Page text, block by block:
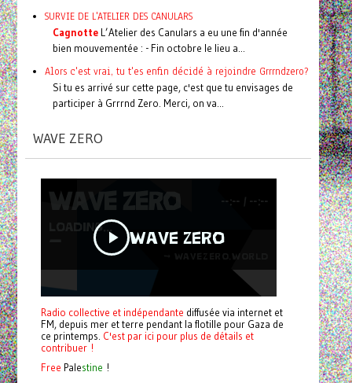
SURVIE DE L'ATELIER DES CANULARS
CagnotteL’Atelier des Canulars a eu une fin d'année
bien mouvementée : - Fin octobre le lieu a...
Alors c'est vrai, tu t'es enfin décidé à rejoindre Grrrndzero?
Si tu es arrivé sur cette page, c'est que tu envisages de
participer à Grrrnd Zero. Merci, on va...
WAVE ZERO
Radio collective et indépendante diffusée via internet et
FM, depuis mer et terre pendant la flotille pour Gaza de
ce printemps. C'est par ici pour plus de détails et
contribuer !
Free Palestine !